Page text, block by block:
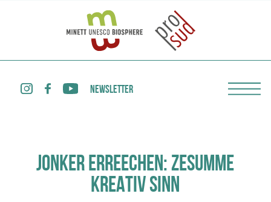
NEWSLETTER
JONKER ERREECHEN: ZESUMME
KREATIV SINN